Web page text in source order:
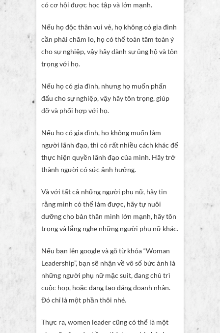
có cơ hội được học tập và lớn mạnh.
Nếu họ độc thân vui vẻ, họ không có gia đình
cần phải chăm lo, họ có thể toàn tâm toàn ý
cho sự nghiệp, vậy hãy dành sự ủng hộ và tôn
trọng với họ.
Nếu họ có gia đình, nhưng họ muốn phấn
đấu cho sự nghiệp, vậy hãy tôn trọng, giúp
đỡ và phối hợp với họ.
Nếu họ có gia đình, họ không muốn làm
người lãnh đạo, thì có rất nhiều cách khác để
thực hiện quyền lãnh đạo của mình. Hãy trở
thành người có sức ảnh hưởng.
Và với tất cả những người phụ nữ, hãy tin
rằng mình có thể làm được, hãy tự nuôi
dưỡng cho bản thân mình lớn mạnh, hãy tôn
trọng và lắng nghe những người phụ nữ khác.
Nếu bạn lên google và gõ từ khóa “Woman
Leadership”, bạn sẽ nhận về vô số bức ảnh là
những người phụ nữ mặc suit, đang chủ trì
cuộc họp, hoặc đang tạo dáng doanh nhân.
Đó chỉ là một phần thôi nhé.
Thực ra, women leader cũng có thể là một